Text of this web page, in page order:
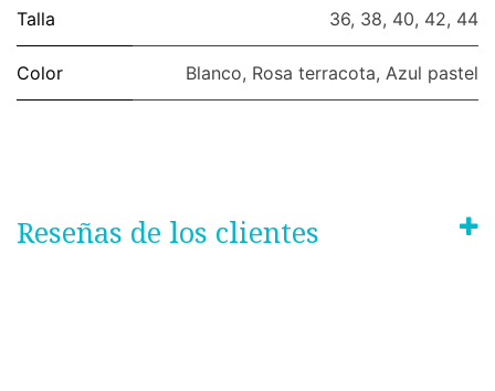
Talla 36, 38, 40, 42, 44
Color Blanco, Rosa terracota, Azul pastel
Reseñas de los clientes